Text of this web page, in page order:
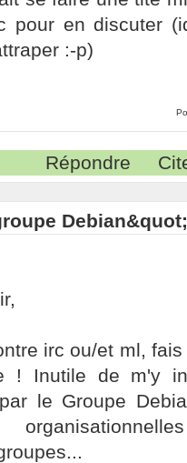
pour en discuter
:-p)
Répondre
Debian&quot;
irc ou/et ml,
! Inutile de m'y
le Groupe